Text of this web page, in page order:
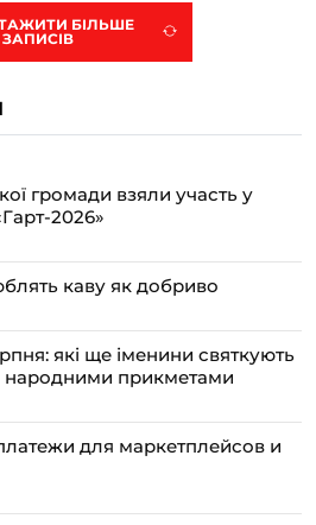
БІЛЬШЕ
ЗАПИСІВ
громади взяли участь у
2026»
каву як добриво
які ще іменини святкують
народними прикметами
для маркетплейсов и